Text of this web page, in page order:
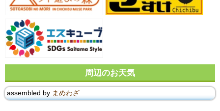
周辺のお天気
assembled by まめわざ